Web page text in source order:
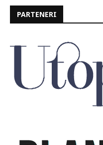
PARTENERI